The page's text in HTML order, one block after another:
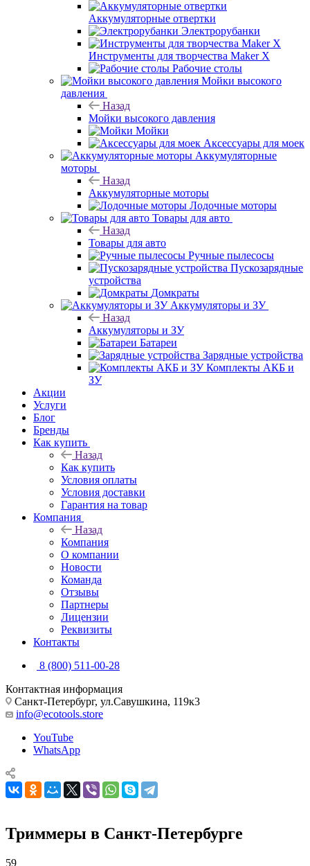
Аккумуляторные отвертки
Электрорубанки
Инструменты для творчества Maker X
Рабочие столы
Мойки высокого
давления
Назад
Мойки высокого давления
Мойки
Аксессуары для моек
Аккумуляторные
моторы
Назад
Аккумуляторные моторы
Лодочные моторы
Товары для авто
Назад
Товары для авто
Ручные пылесосы
Пускозарядные
устройства
Домкраты
Аккумуляторы и ЗУ
Назад
Аккумуляторы и ЗУ
Батареи
Зарядные устройства
Комплекты АКБ и
ЗУ
Акции
Услуги
Блог
Бренды
Как купить
Назад
Как купить
Условия оплаты
Условия доставки
Гарантия на товар
Компания
Назад
Компания
О компании
Новости
Команда
Отзывы
Партнеры
Лицензии
Реквизиты
Контакты
8 (800) 511-00-28
Контактная информация
Санкт-Петербург, ул.Савушкина, 119к3
info@ecotools.store
YouTube
WhatsApp
Триммеры в Санкт-Петербурге
59